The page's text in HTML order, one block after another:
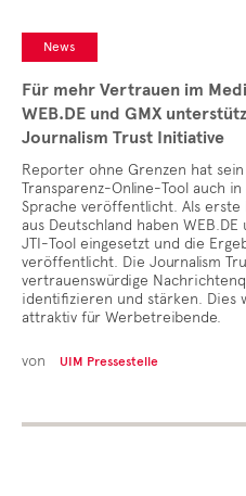
News
Für mehr Vertrauen im
WEB.DE und GMX
Journalism Trust Initiative
Reporter ohne Grenzen hat
Transparenz-Online-Tool auch
Sprache veröffentlicht. Als erste
aus Deutschland haben WEB.DE
JTI-Tool eingesetzt und die
veröffentlicht. Die Journalism
vertrauenswürdige
identifizieren und stärken. Dies
attraktiv für Werbetreibende.
von UIM Pressestelle